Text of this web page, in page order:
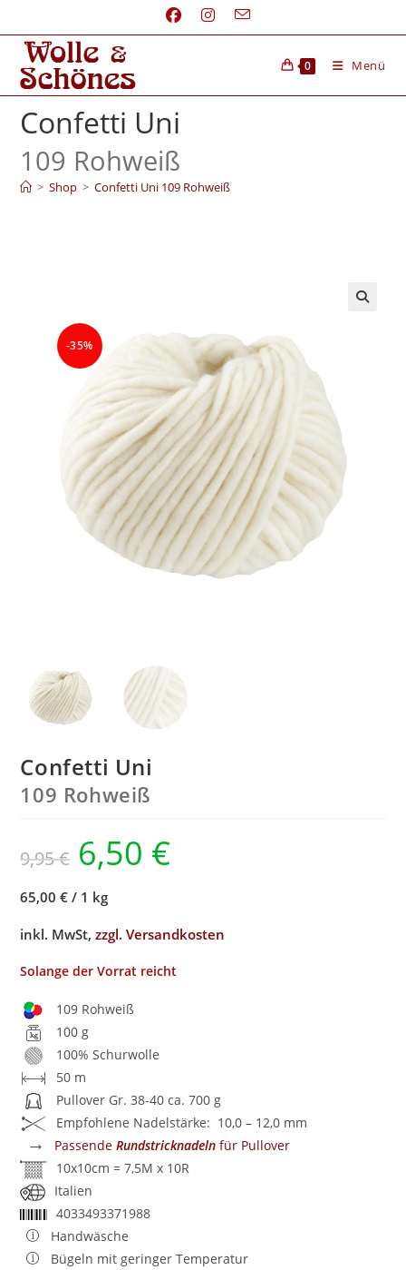
0 Menü
Confetti Uni
109 Rohweiß
> Shop > Confetti Uni 109 Rohweiß
-35%
Confetti Uni
109 Rohweiß
9,95€ 6,50 €
65,00 € / 1 kg
inkl. MwSt,zzgl. Versandkosten
Solange der Vorrat reicht
109 Rohweiß
100 g
100% Schurwolle
50 m
Pullover Gr. 38-40 ca. 700 g
Empfohlene Nadelstärke: 10,0 – 12,0 mm
→ PassendeRundstricknadeln für Pullover
10x10cm = 7,5M x 10R
Italien
4033493371988
Handwäsche
Bügeln mit geringer Temperatur